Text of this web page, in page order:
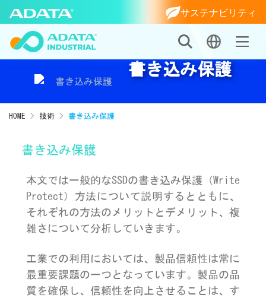
サステナビリティ
書き込み保護
HOME 技術 書き込み保護
書き込み保護
本文では一般的なSSDの書き込み保護（Write
Protect）方法について説明するとともに、
それぞれの方法のメリットとデメリット、複
雑さについて分析していきます。
工業での利用においては、製品信頼性は常に
最重要課題の一つとなっています。製品の品
質を確保し、信頼性を向上させることは、す